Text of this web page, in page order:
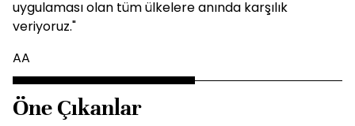
uygulaması olan tüm ülkelere anında karşılık
veriyoruz."
AA
Öne Çıkanlar